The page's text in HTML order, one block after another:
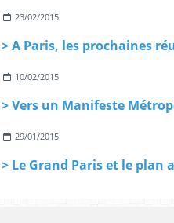
23/02/2015
10/02/2015
29/01/2015